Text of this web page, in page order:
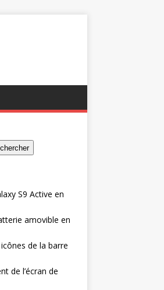
S9 Active en
amovible en
de la barre
de l’écran de